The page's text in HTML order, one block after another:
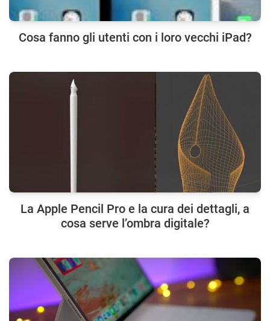
Cosa fanno gli utenti con i loro vecchi iPad?
La Apple Pencil Pro e la cura dei dettagli, a
cosa serve l’ombra digitale?